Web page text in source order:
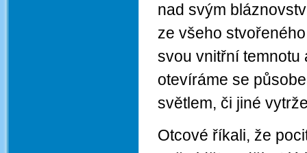
nad svým
ze všeho
svou vnitřní temnotu
otevíráme se
světlem, či jiné
Otcové říkali, že